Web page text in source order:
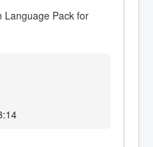
Language Pack for